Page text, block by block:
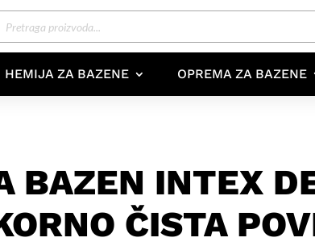
HEMIJA ZA BAZENE OPREMA ZA BAZENE
BAZEN INTEX
ČISTA